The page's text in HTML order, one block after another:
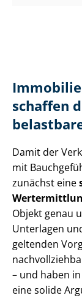
schaffen
Damit der
mit
zunächst eine
Objekt genau
Unterlagen
geltenden
– und haben
eine solide